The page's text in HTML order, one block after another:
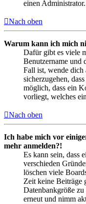
einen Administrator.
Nach oben
Warum kann ich mich
Dafür gibt es viele
Benutzername und
Fall ist, wende
sicherzugehen,
möglich, dass ein
vorliegt, welches
Nach oben
Ich habe mich vor
mehr anmelden?!
Es kann sein, dass
verschieden
löschen viele
Zeit keine Beiträge
Datenbankgröße
erneut und nimm